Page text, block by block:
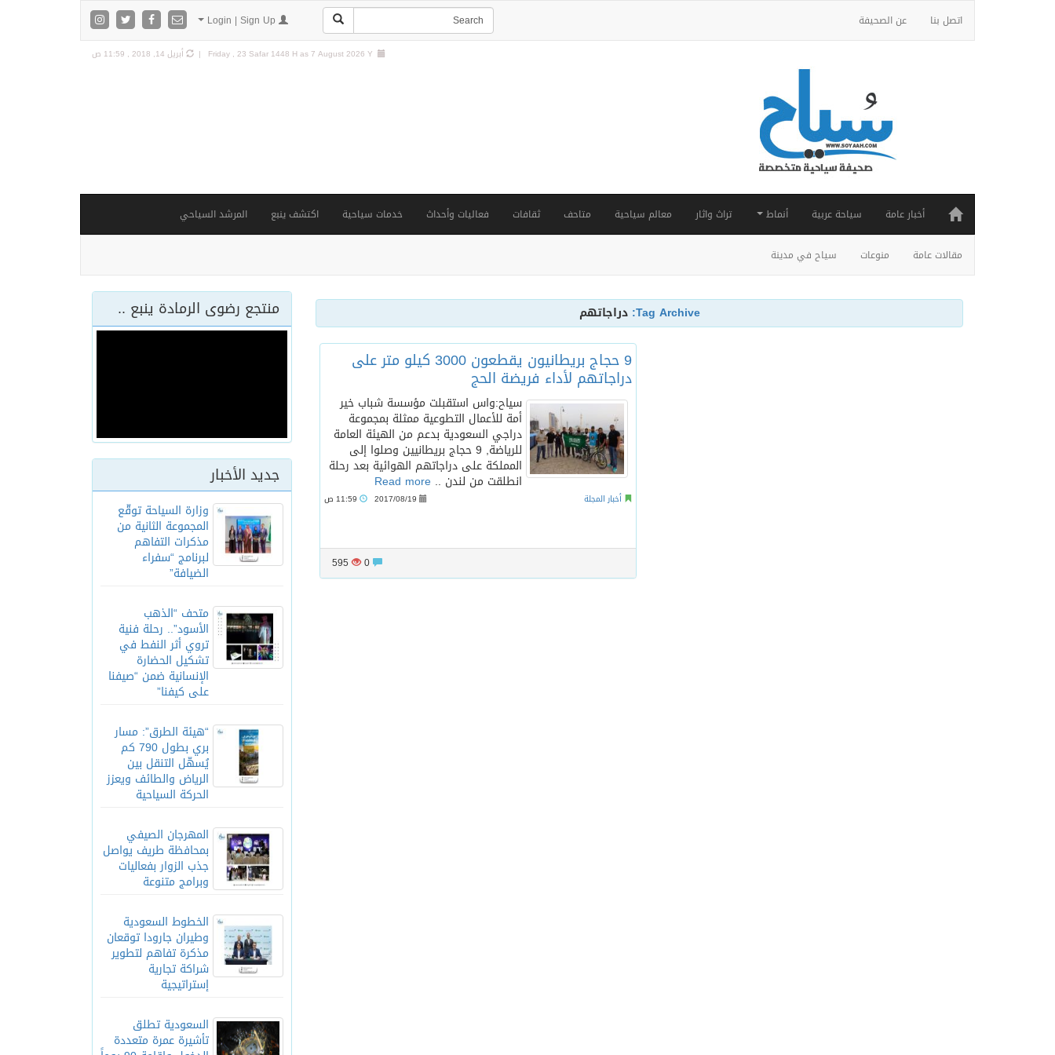
اتصل بنا عن الصحيفة
Friday , 23 Safar 1448 H as7 August 2026 Y | أبريل 14, 2018 , 11:59 ص
أخبار عامة سياحة عربية أنماط تراث واثار معالم سياحية متاحف ثقافات فعاليات وأحداث خدمات سياحية اكتشف ينبع المرشد السياحي
مقالات عامة منوعات سياح في مدينة
منتجع رضوى الرمادة ينبع ..
جديد الأخبار
وزارة السياحة توقّع
المجموعة الثانية من
مذكرات التفاهم
لبرنامج “سفراء
الضيافة”
متحف “الذهب
الأسود”.. رحلة فنية
تروي أثر النفط في
تشكيل الحضارة
الإنسانية ضمن “صيفنا
على كيفنا”
“هيئة الطرق”: مسار
بري بطول 790 كم
يُسهّل التنقل بين
الرياض والطائف ويعزز
الحركة السياحية
المهرجان الصيفي
بمحافظة طريف يواصل
جذب الزوار بفعاليات
وبرامج متنوعة
الخطوط السعودية
وطيران جارودا توقعان
مذكرة تفاهم لتطوير
شراكة تجارية
إستراتيجية
السعودية تطلق
تأشيرة عمرة متعددة
Tag Archive: دراجاتهم
9 حجاج بريطانيون يقطعون 3000 كيلو متر على
دراجاتهم لأداء فريضة الحج
سياح:واس استقبلت مؤسسة شباب خير
أمة للأعمال التطوعية ممثلة بمجموعة
دراجي السعودية بدعم من الهيئة العامة
للرياضة, 9 حجاج بريطانيين وصلوا إلى
المملكة على دراجاتهم الهوائية بعد رحلة
انطلقت من لندن .. Read more
أخبار المجلة 2017/08/19
595